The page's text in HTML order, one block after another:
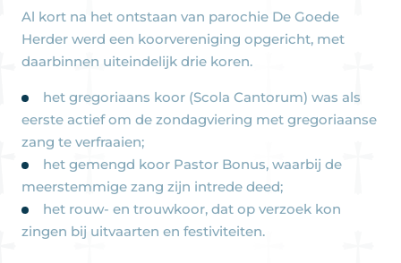
Al kort na het ontstaan van parochie De Goede
Herder werd een koorvereniging opgericht, met
daarbinnen uiteindelijk drie koren.
het gregoriaans koor (Scola Cantorum) was als
eerste actief om de zondagviering met gregoriaanse
zang te verfraaien;
het gemengd koor Pastor Bonus, waarbij de
meerstemmige zang zijn intrede deed;
het rouw- en trouwkoor, dat op verzoek kon
zingen bij uitvaarten en festiviteiten.